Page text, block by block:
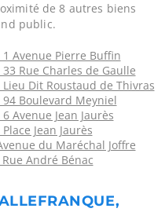
de 8 autres biens
public.
Avenue Pierre Buffin
Rue Charles de Gaulle
Dit Roustaud de Thivras
Boulevard Meyniel
Avenue Jean Jaurès
Jean Jaurès
du Maréchal Joffre
André Bénac